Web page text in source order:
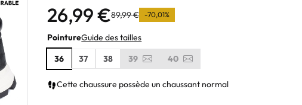
26,99 €89,99 € -70,01%
PointureGuide des tailles
36
37 38 39 40
Cette chaussure possède un chaussant normal